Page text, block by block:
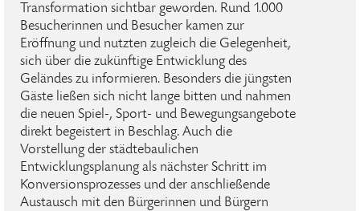
Transformation sichtbar geworden. Rund 1.000
Besucherinnen und Besucher kamen zur
Eröffnung und nutzten zugleich die Gelegenheit,
sich über die zukünftige Entwicklung des
Geländes zu informieren. Besonders die jüngsten
Gäste ließen sich nicht lange bitten und nahmen
die neuen Spiel-, Sport- und Bewegungsangebote
direkt begeistert in Beschlag. Auch die
Vorstellung der städtebaulichen
Entwicklungsplanung als nächster Schritt im
Konversionsprozesses und der anschließende
Austausch mit den Bürgerinnen und Bürgern